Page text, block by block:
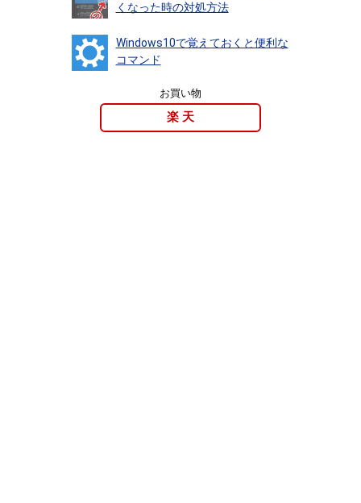
くなった時の対処方法
Windows10で覚えておくと便利な
コマンド
お買い物
楽 天